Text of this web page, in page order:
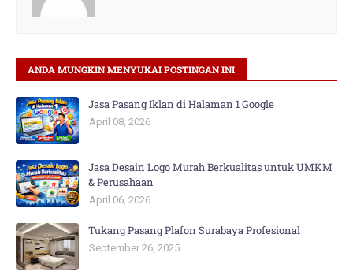
ANDA MUNGKIN MENYUKAI POSTINGAN INI
Jasa Pasang Iklan di Halaman 1 Google
April 08, 2026
Jasa Desain Logo Murah Berkualitas untuk UMKM
& Perusahaan
April 06, 2026
Tukang Pasang Plafon Surabaya Profesional
September 26, 2025